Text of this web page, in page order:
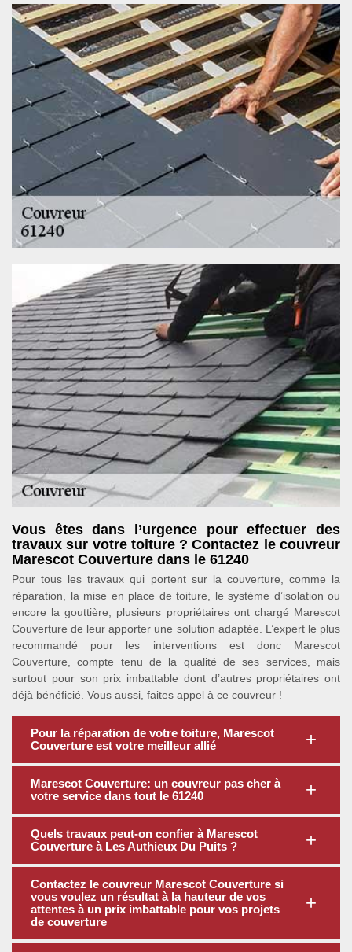
Vous êtes dans l’urgence pour effectuer des
travaux sur votre toiture ? Contactez le couvreur
Marescot Couverture dans le 61240
Pour tous les travaux qui portent sur la couverture, comme la
réparation, la mise en place de toiture, le système d’isolation ou
encore la gouttière, plusieurs propriétaires ont chargé Marescot
Couverture de leur apporter une solution adaptée. L’expert le plus
recommandé pour les interventions est donc Marescot
Couverture, compte tenu de la qualité de ses services, mais
surtout pour son prix imbattable dont d’autres propriétaires ont
déjà bénéficié. Vous aussi, faites appel à ce couvreur !
Pour la réparation de votre toiture, Marescot
Couverture est votre meilleur allié
Marescot Couverture: un couvreur pas cher à
votre service dans tout le 61240
Quels travaux peut-on confier à Marescot
Couverture à Les Authieux Du Puits ?
Contactez le couvreur Marescot Couverture si
vous voulez un résultat à la hauteur de vos
attentes à un prix imbattable pour vos projets
de couverture